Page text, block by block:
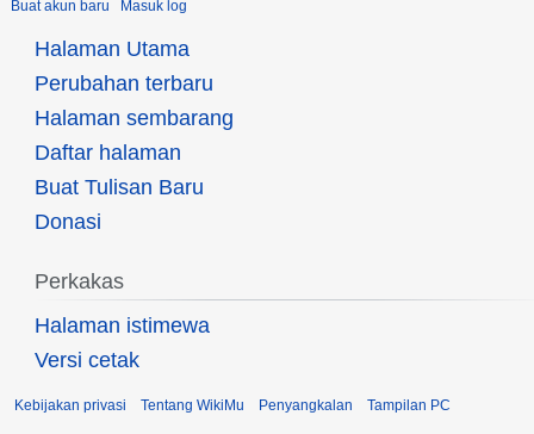
Buat akun baru Masuk log
Halaman Utama
Perubahan terbaru
Halaman sembarang
Daftar halaman
Buat Tulisan Baru
Donasi
Perkakas
Halaman istimewa
Versi cetak
Kebijakan privasi Tentang WikiMu Penyangkalan Tampilan PC